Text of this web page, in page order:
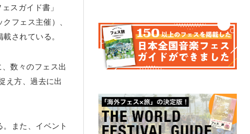
スガイド書」
フェス主催）、
されている。
数々のフェス出
え方、過去に出
また、イベント